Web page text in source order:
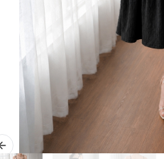
Previous slide